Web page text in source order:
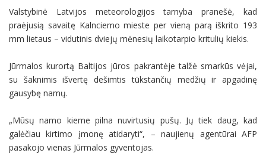
Valstybinė Latvijos meteorologijos tarnyba pranešė, kad
praėjusią savaitę Kalnciemo mieste per vieną parą iškrito 193
mm lietaus – vidutinis dviejų mėnesių laikotarpio kritulių kiekis.
Jūrmalos kurortą Baltijos jūros pakrantėje talžė smarkūs vėjai,
su šaknimis išvertę dešimtis tūkstančių medžių ir apgadinę
gausybę namų.
„Mūsų namo kieme pilna nuvirtusių pušų. Jų tiek daug, kad
galėčiau kirtimo įmonę atidaryti“, – naujienų agentūrai AFP
pasakojo vienas Jūrmalos gyventojas.